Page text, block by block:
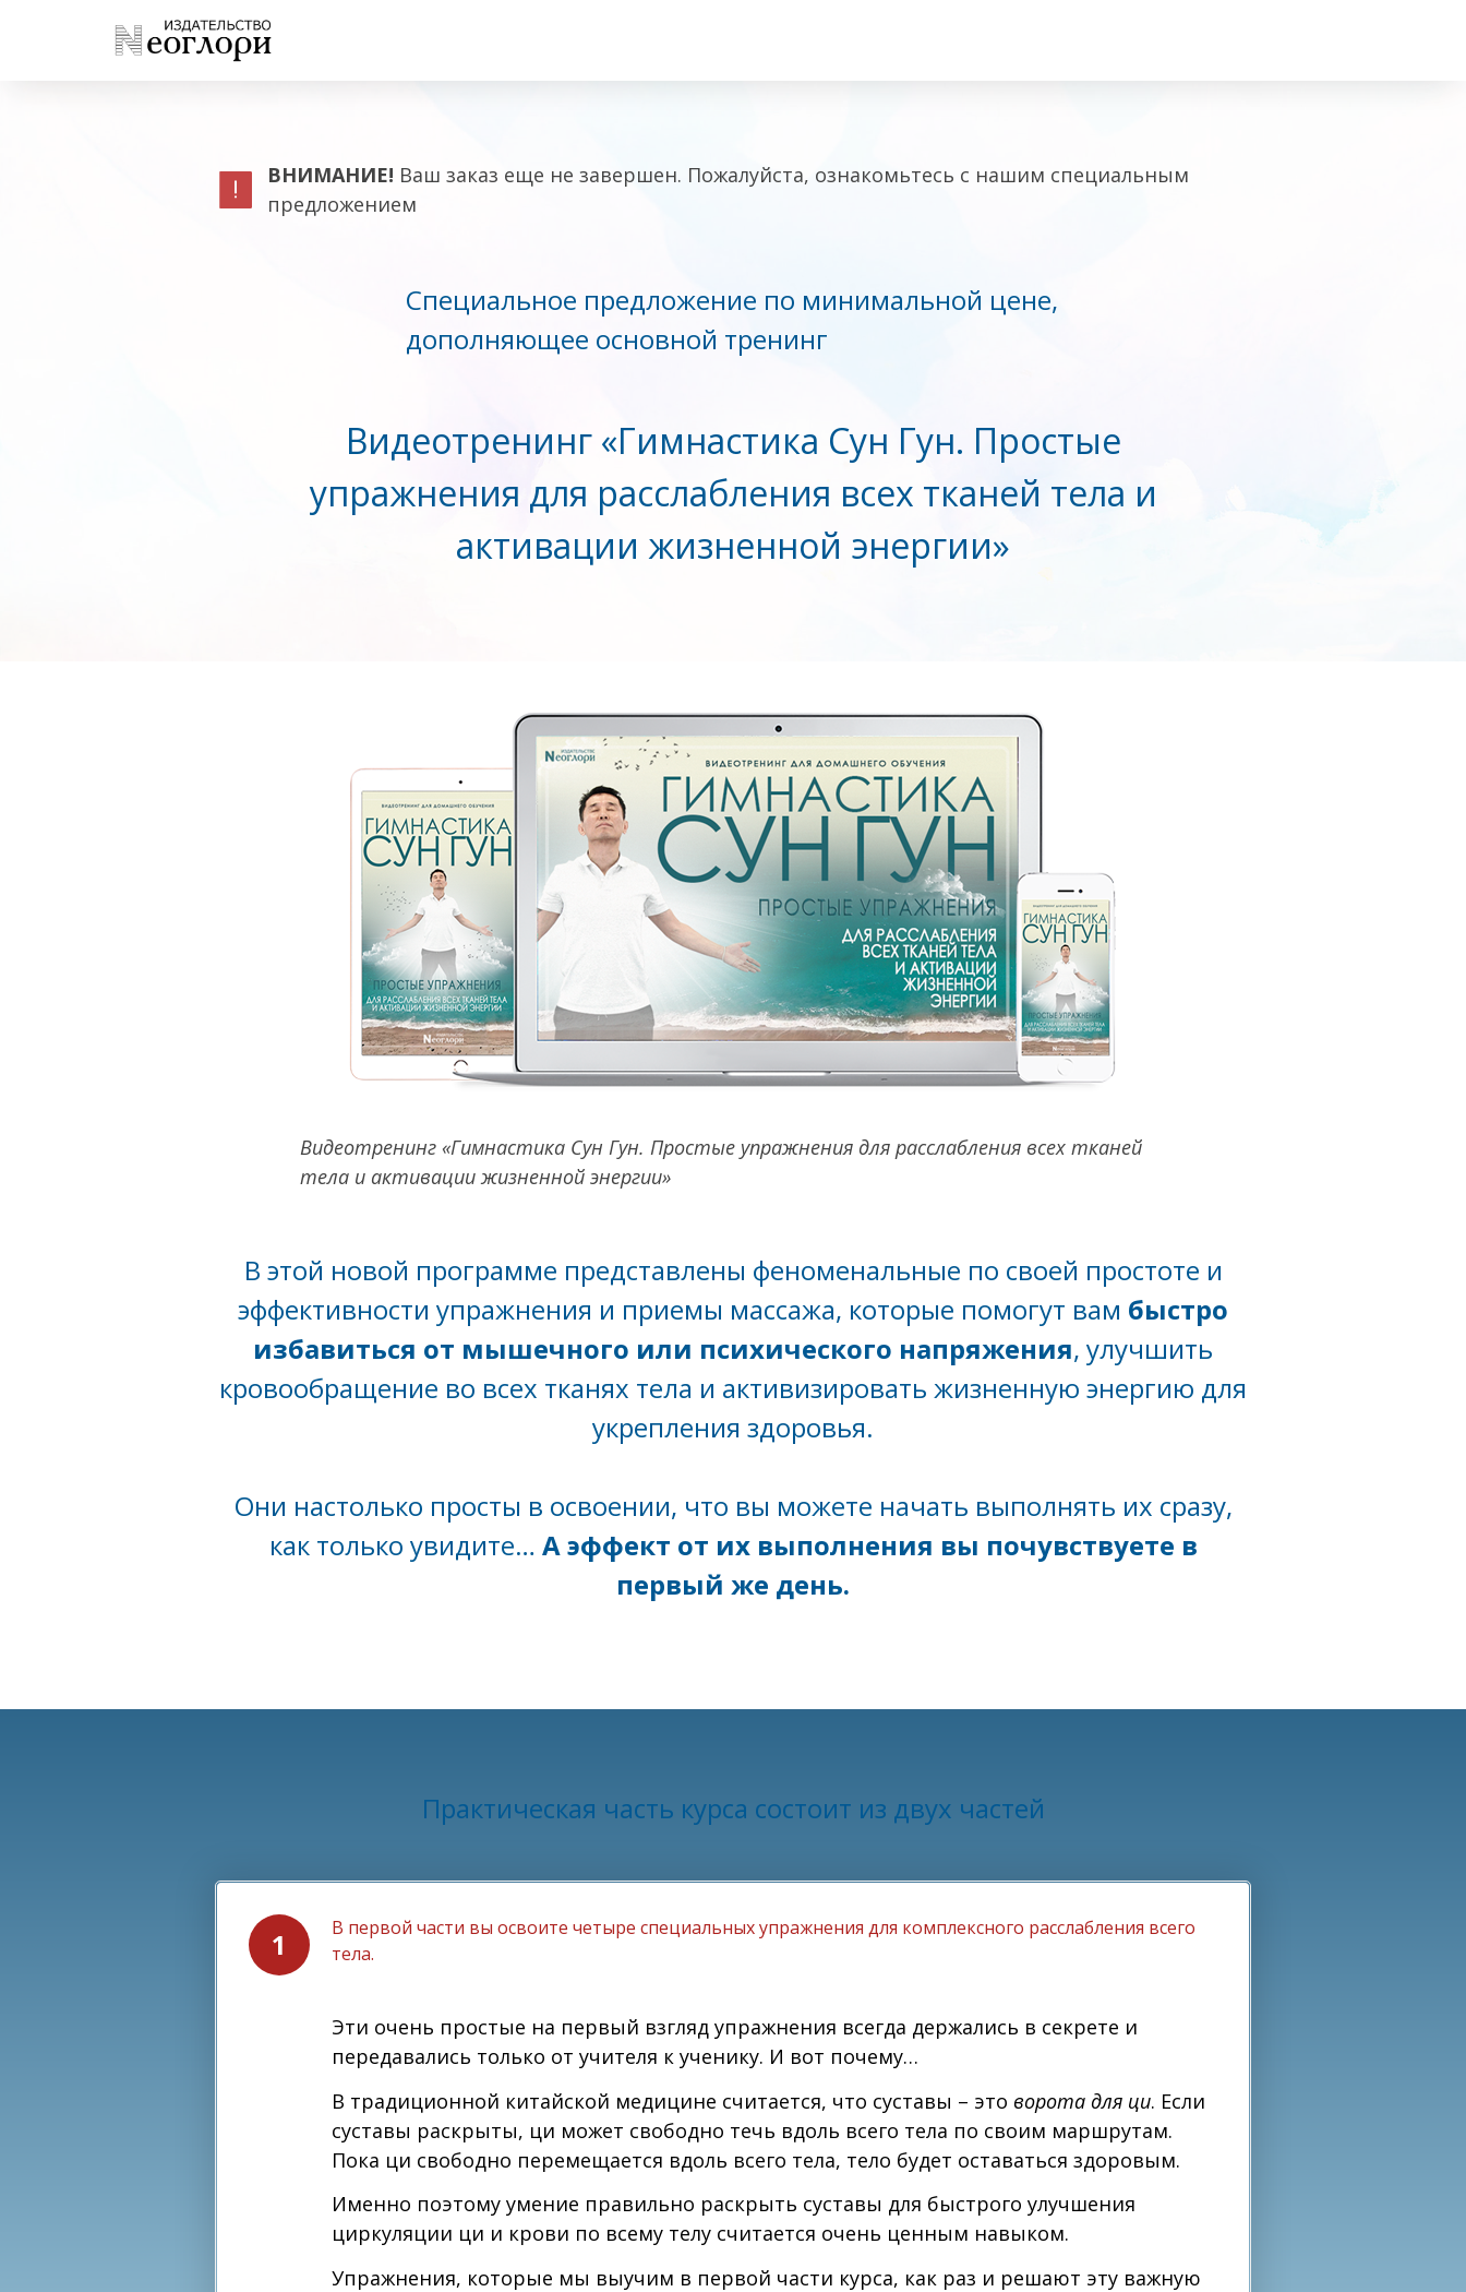
ВНИМАНИЕ! Ваш заказ еще не завершен. Пожалуйста, ознакомьтесь с нашим специальным
предложением
Специальное предложение по минимальной цене,
дополняющее основной тренинг
Видеотренинг «Гимнастика Сун Гун. Простые
упражнения для расслабления всех тканей тела и
активации жизненной энергии»
Видеотренинг «Гимнастика Сун Гун. Простые упражнения для расслабления всех тканей
тела и активации жизненной энергии»
В этой новой программе представлены феноменальные по своей простоте и
эффективности упражнения и приемы массажа, которые помогут вам быстро
избавиться от мышечного или психического напряжения, улучшить
кровообращение во всех тканях тела и активизировать жизненную энергию для
укрепления здоровья.
Они настолько просты в освоении, что вы можете начать выполнять их сразу,
как только увидите… А эффект от их выполнения вы почувствуете в
первый же день.
Практическая часть курса состоит из двух частей
В первой части вы освоите четыре специальных упражнения для комплексного расслабления всего
тела.
Эти очень простые на первый взгляд упражнения всегда держались в секрете и
передавались только от учителя к ученику. И вот почему…
В традиционной китайской медицине считается, что суставы – это ворота для ци. Если
суставы раскрыты, ци может свободно течь вдоль всего тела по своим маршрутам.
Пока ци свободно перемещается вдоль всего тела, тело будет оставаться здоровым.
Именно поэтому умение правильно раскрыть суставы для быстрого улучшения
циркуляции ци и крови по всему телу считается очень ценным навыком.
Упражнения, которые мы выучим в первой части курса, как раз и решают эту важную